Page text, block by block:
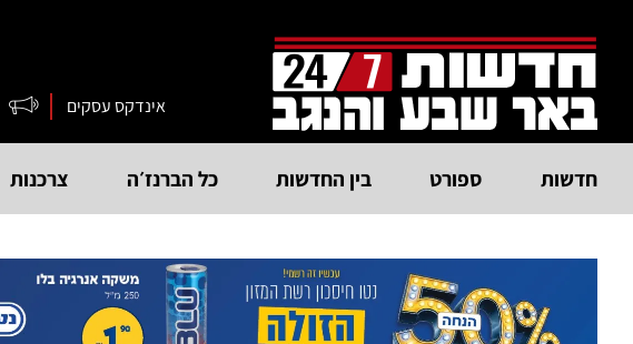
אינדקס עסקים
חדשות ספורט בין החדשות כל הברנז׳ה צרכנות